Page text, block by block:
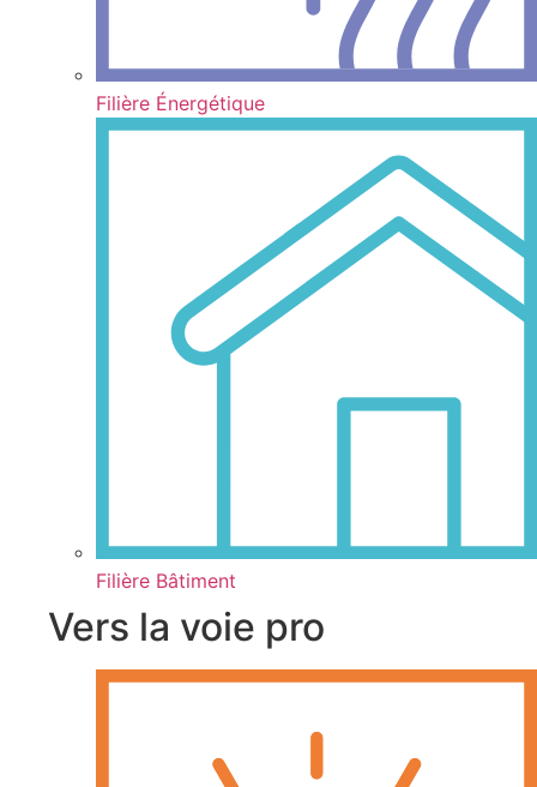
Filière Énergétique
Filière Bâtiment
Vers la voie pro